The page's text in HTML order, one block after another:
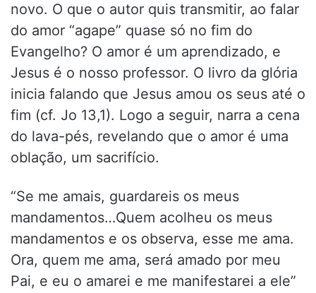
novo. O que o autor quis transmitir, ao falar
do amor “agape” quase só no fim do
Evangelho? O amor é um aprendizado, e
Jesus é o nosso professor. O livro da glória
inicia falando que Jesus amou os seus até o
fim (cf. Jo 13,1). Logo a seguir, narra a cena
do lava-pés, revelando que o amor é uma
oblação, um sacrifício.
“Se me amais, guardareis os meus
mandamentos…Quem acolheu os meus
mandamentos e os observa, esse me ama.
Ora, quem me ama, será amado por meu
Pai, e eu o amarei e me manifestarei a ele”